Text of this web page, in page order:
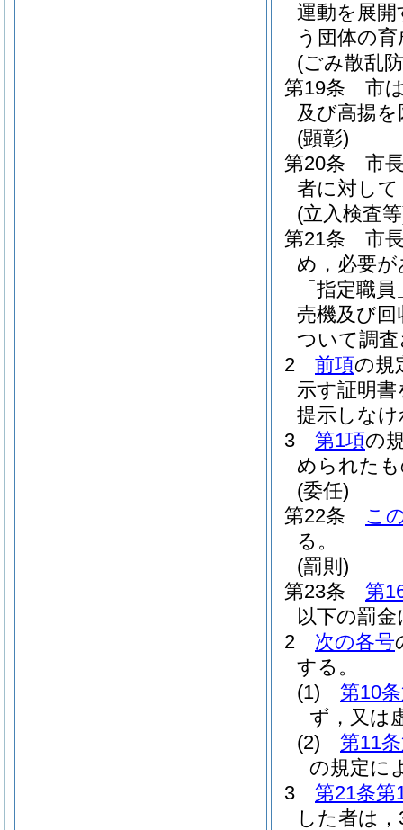
運動を展
う団体の
(ごみ散乱
第19条
市
及び高揚
(顕彰)
第20条
市
者に対し
(立入検査
第21条
市
め，必要
「指定職
売機及び
ついて調
2
前項の規
示す証明
提示しな
3
第1項の
められた
(委任)
第22条
こ
る。
(罰則)
第23条
第
以下の罰
2
次の各号
する。
(1)
第10
ず，又は
(2)
第11
の規定に
3
第21条第
した者は